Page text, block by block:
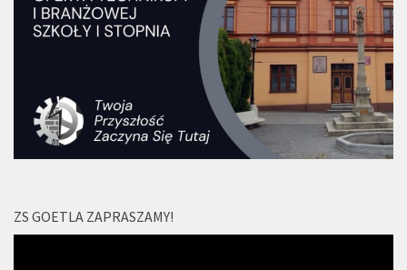
ZS GOETLA ZAPRASZAMY!